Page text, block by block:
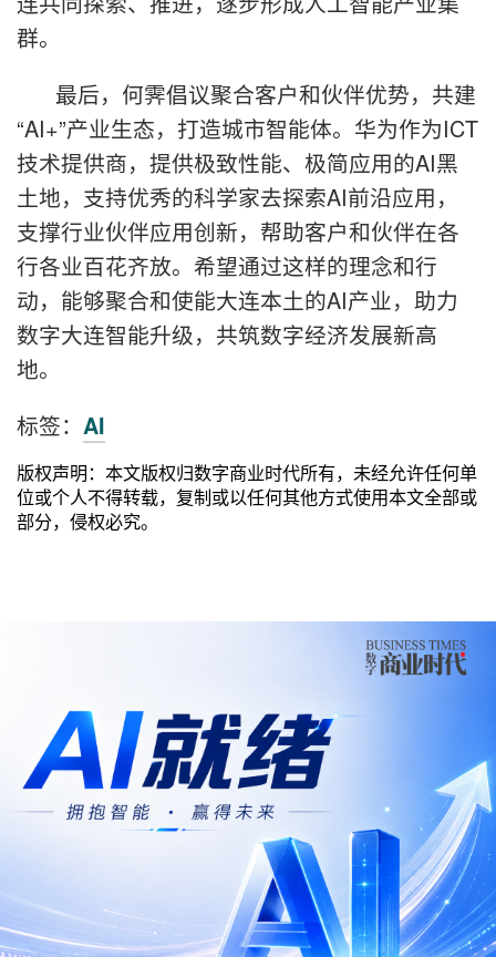
群。
最后，何霁倡议聚合客户和伙伴优势，共建
“AI+”产业生态，打造城市智能体。华为作为ICT
技术提供商，提供极致性能、极简应用的AI黑
土地，支持优秀的科学家去探索AI前沿应用，
支撑行业伙伴应用创新，帮助客户和伙伴在各
行各业百花齐放。希望通过这样的理念和行
动，能够聚合和使能大连本土的AI产业，助力
数字大连智能升级，共筑数字经济发展新高
地。
标签： AI
版权声明：本文版权归数字商业时代所有，未经允许任何单
位或个人不得转载，复制或以任何其他方式使用本文全部或
部分，侵权必究。